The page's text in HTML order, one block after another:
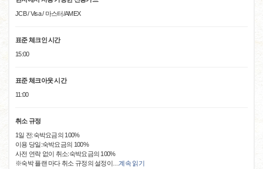
JCB / Visa / 마스터/AMEX
표준 체크인 시간
15:00
표준 체크아웃 시간
11:00
취소 규정
1일 전:숙박요금의 100%
이용 당일:숙박요금의 100%
사전 연락 없이 취소:숙박요금의 100%
※숙박 플랜 마다 취소 규정의 설정이
계속 읽기